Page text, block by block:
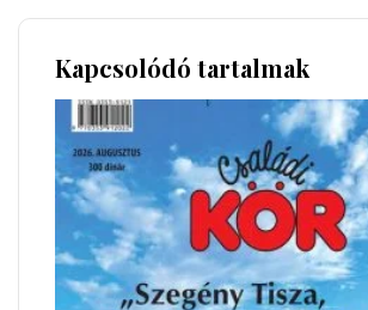
Kapcsolódó tartalmak